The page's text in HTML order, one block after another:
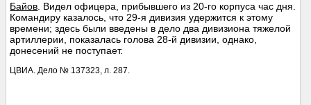
Байов . Видел офицера, прибывшего из 20-го корпуса час дня.
Командиру казалось, что 29-я дивизия удержится к этому
времени; здесь были введены в дело два дивизиона тяжелой
артиллерии, показалась голова 28-й дивизии, однако,
донесений не поступает.
ЦВИА. Дело № 137323, л. 287.